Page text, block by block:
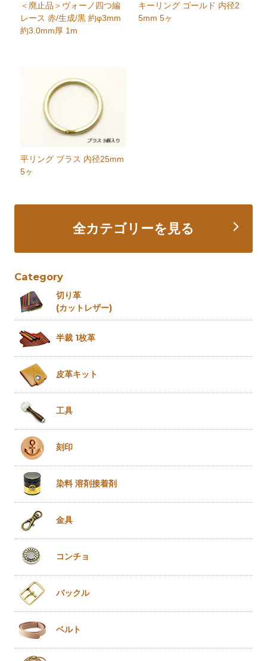
＜廃止品＞ヴォーノ四つ編
レース 赤/生成/黒 約φ3mm
約3.0mm厚 1m
キーリング ゴールド 内径2
5mm 5ヶ
平リング ブラス 内径25mm
5ヶ
全カテゴリーを見る
Category
切り革
(カットレザー)
半裁 1枚革
皮革キット
工具
刻印
染料 溶剤接着剤
金具
コンチョ
バックル
ベルト